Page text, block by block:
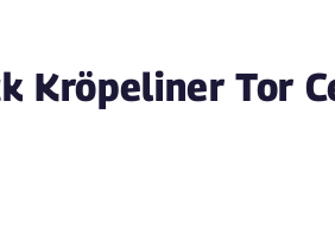
Kröpeliner Tor